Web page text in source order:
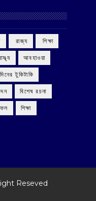
‌ রাজ্য ‌ শিক্ষা
আবহাওয়া
দিনের টুকিটাকি
বিশেষ রচনা
শিক্ষা
Reseved